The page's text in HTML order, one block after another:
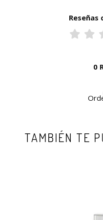
Reseñas
0
TAMBIÉN TE